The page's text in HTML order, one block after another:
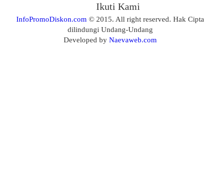
Ikuti Kami
InfoPromoDiskon.com © 2015. All right reserved. Hak Cipta
dilindungi Undang-Undang
Developed byNaevaweb.com